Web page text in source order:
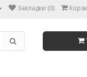
Закладки (0)